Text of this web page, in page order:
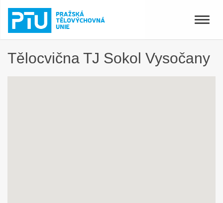
Toggle
Tělocvična TJ Sokol Vysočany